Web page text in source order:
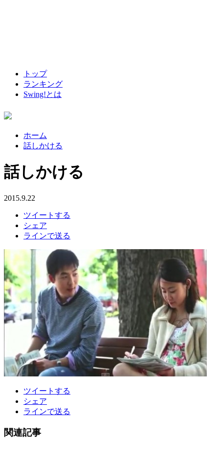
トップ
ランキング
Swing!とは
ホーム
話しかける
話しかける
2015.9.22
ツイートする
シェア
ラインで送る
ツイートする
シェア
ラインで送る
関連記事